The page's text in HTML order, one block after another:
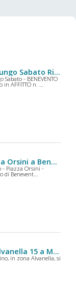
Ufficio in affitto in Via Lungo Sabato Riccardo Bacchelli 30 a Benevento
Sabato - BENEVENTO
AFFITTO n. ...
Ufficio in affitto in Piazza Orsini a Benevento
- Piazza Orsini -
di Benevent...
Ufficio in affitto in via alvanella 15 a Monteforte Irpino
in zona Alvanella, si